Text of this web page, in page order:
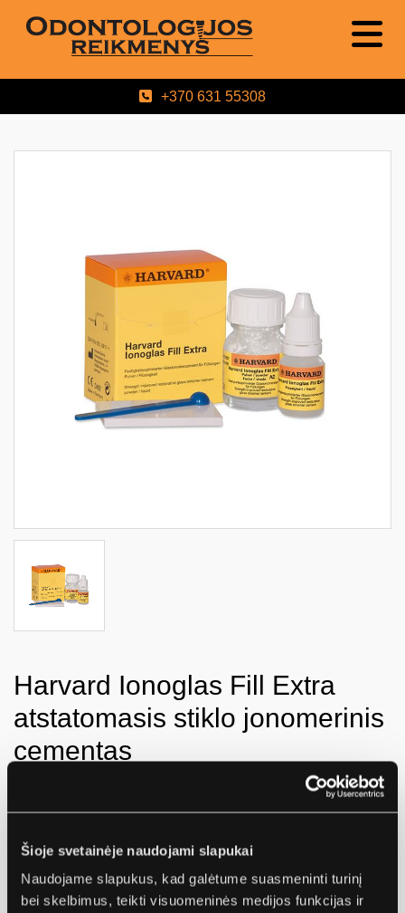
Šioje svetainėje naudojami slapukai
Naudojame slapukus, kad galėtume suasmeninti turinį
bei skelbimus, teikti visuomeninės medijos funkcijas ir
+370 631 55308
Harvard Ionoglas Fill Extra
atstatomasis stiklo jonomerinis
cementas
padėkliukas
Atstatomasis stiklojonomerinis cementas